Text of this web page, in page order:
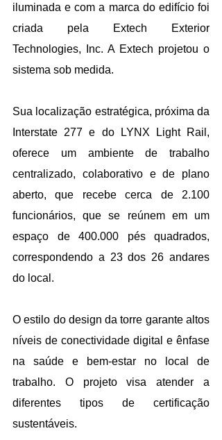
iluminada e com a marca do edifício foi
criada pela Extech Exterior
Technologies, Inc. A Extech projetou o
sistema sob medida.
Sua localização estratégica, próxima da
Interstate 277 e do LYNX Light Rail,
oferece um ambiente de trabalho
centralizado, colaborativo e de plano
aberto, que recebe cerca de 2.100
funcionários, que se reúnem em um
espaço de 400.000 pés quadrados,
correspondendo a 23 dos 26 andares
do local.
O estilo do design da torre garante altos
níveis de conectividade digital e ênfase
na saúde e bem-estar no local de
trabalho. O projeto visa atender a
diferentes tipos de certificação
sustentáveis.